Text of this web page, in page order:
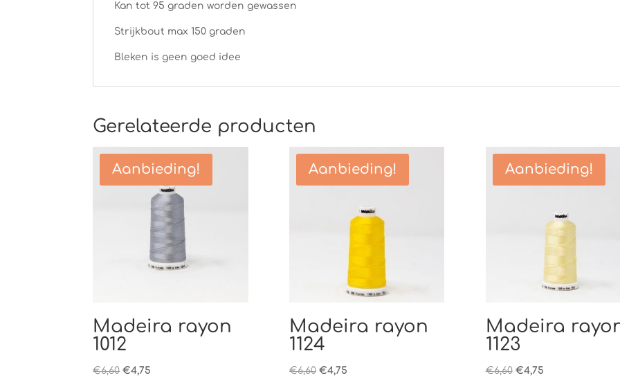
Kan tot 95 graden worden gewassen
Strijkbout max 150 graden
Bleken is geen goed idee
Gerelateerde producten
Aanbieding!
Madeira rayon
1012
€6,60 Oorspronkelijke
€4,75
Aanbieding!
Madeira rayon
1124
€6,60 Oorspronkelijke
€4,75Huidige
Aanbieding!
Madeira
1123
€6,60 Oorspronkelijke
€4,75Huidige